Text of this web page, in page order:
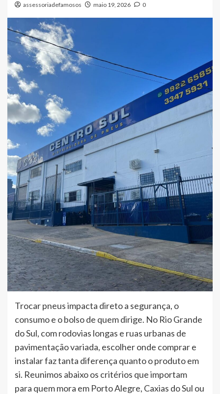
assessoriadefamosos maio 19, 2026 0
Trocar pneus impacta direto a segurança, o
consumo e o bolso de quem dirige. No Rio Grande
do Sul, com rodovias longas e ruas urbanas de
pavimentação variada, escolher onde comprar e
instalar faz tanta diferença quanto o produto em
si. Reunimos abaixo os critérios que importam
para quem mora em Porto Alegre, Caxias do Sul ou